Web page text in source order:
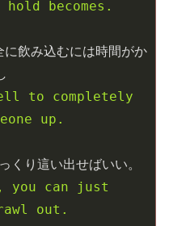
becomes.
飲み込むには時間がか
to completely
up.
くり這い出せばいい。
you can just
out.